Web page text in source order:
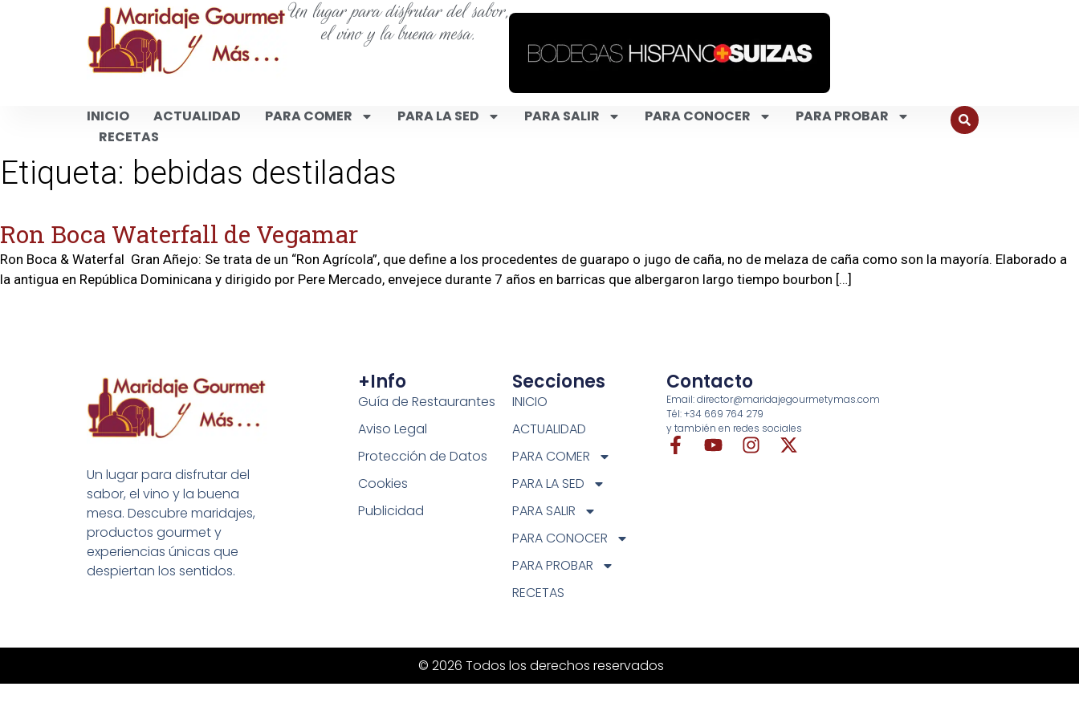
Un lugar para disfrutar del sabor,
el vino y la buena mesa.
INICIO ACTUALIDAD PARA COMER PARA LA SED PARA SALIR PARA CONOCER
PARA PROBAR
RECETAS
Etiqueta: bebidas destiladas
Ron Boca Waterfall de Vegamar
Ron Boca & Waterfal Gran Añejo: Se trata de un “Ron Agrícola”, que define a los procedentes de guarapo o jugo de caña, no de melaza de caña como son la mayoría. Elaborado a
la antigua en República Dominicana y dirigido por Pere Mercado, envejece durante 7 años en barricas que albergaron largo tiempo bourbon […]
Un lugar para disfrutar del
sabor, el vino y la buena
mesa. Descubre maridajes,
productos gourmet y
experiencias únicas que
despiertan los sentidos.
+info
Guía de Restaurantes
Aviso Legal
Protección de Datos
Cookies
Publicidad
Secciones
INICIO
ACTUALIDAD
PARA COMER
PARA LA SED
PARA SALIR
PARA CONOCER
PARA PROBAR
RECETAS
Contacto
Email: director@maridajegourmetymas.com
Tél: +34 669 764 279
y también en redes sociales
© 2026 Todos los derechos reservados